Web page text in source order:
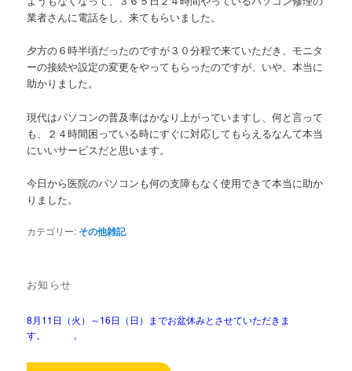
業者さんに電話をし、来てもらいました。
夕方の６時半頃だったのですが３０分程で来ていただき、モニタ
ーの接続や設定の変更をやってもらったのですが、いや、本当に
助かりました。
現代はパソコンの普及率はかなり上がっていますし、何と言って
も、２４時間困っている時にすぐに対応してもらえるなんて本当
にいいサービスだと思います。
今日から医院のパソコンも何の支障もなく使用できて本当に助か
りました。
カテゴリー: その他雑記
お知らせ
8月11日（火）～16日（日）までお盆休みとさせていただきま
す。 ,